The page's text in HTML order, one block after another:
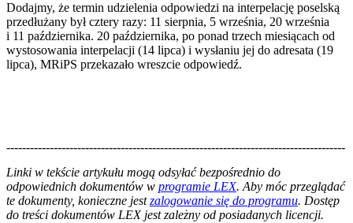
Dodajmy, że termin udzielenia odpowiedzi na interpelację poselską
przedłużany był cztery razy: 11 sierpnia, 5 września, 20 września
i 11 października. 20 października, po ponad trzech miesiącach od
wystosowania interpelacji (14 lipca) i wysłaniu jej do adresata (19
lipca), MRiPS przekazało wreszcie odpowiedź.
--------------------------------------------------------------------------------------
Linki w tekście artykułu mogą odsyłać bezpośrednio do
odpowiednich dokumentów w programie LEX. Aby móc przeglądać
te dokumenty, konieczne jestzalogowanie się do programu. Dostęp
do treści dokumentów LEX jest zależny od posiadanych licencji.